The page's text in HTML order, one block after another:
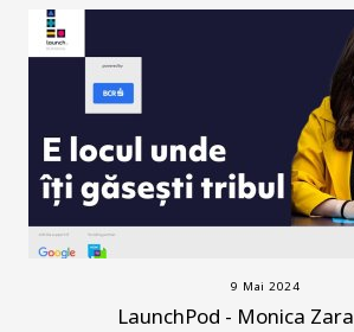
9 Mai 2024
LaunchPod - Monica